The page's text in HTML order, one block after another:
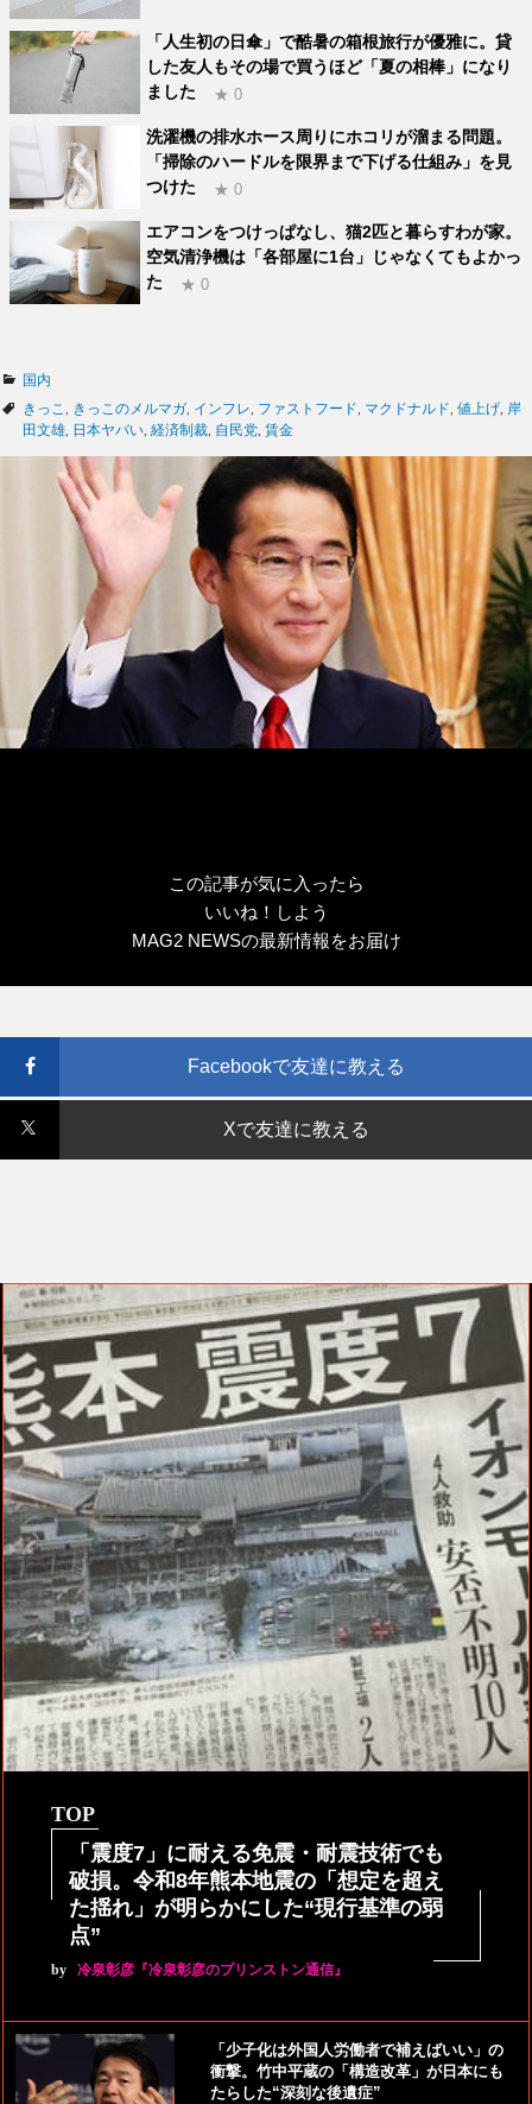
「人生初の日傘」で酷暑の箱根旅行が優雅に。貸
した友人もその場で買うほど「夏の相棒」になり
ました
★ 0
洗濯機の排水ホース周りにホコリが溜まる問題。
「掃除のハードルを限界まで下げる仕組み」を見
つけた
★ 0
エアコンをつけっぱなし、猫2匹と暮らすわが家。
空気清浄機は「各部屋に1台」じゃなくてもよかっ
た
★ 0
カ
テ
ゴ
国内
タ
グ
きっこ きっこのメルマガ インフレ ファストフード マクドナルド 値上げ
岸
田文雄
日本ヤバい 経済制裁 自民党 賃金
この記事が気に入ったら
いいね！しよう
MAG2 NEWSの最新情報をお届け
Facebookで友達に教える
Xで友達に教える
TOP
「震度7」に耐える免震・耐震技術でも
破損。令和8年熊本地震の「想定を超え
た揺れ」が明らかにした“現行基準の弱
点”
by 冷泉彰彦『冷泉彰彦のプリンストン通信』
「少子化は外国人労働者で補えばいい」の
衝撃。竹中平蔵の「構造改革」が日本にも
たらした“深刻な後遺症”